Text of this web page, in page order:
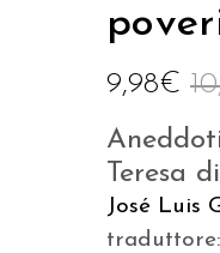
9,98€
Teresa
José Luis
traduttore: